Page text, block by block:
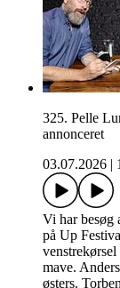
325. Pelle
annonceret
03.07.2026
Vi har besøg
på Up
mave.
østers.